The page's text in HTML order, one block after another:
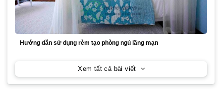
Hướng dẫn sử dụng rèm tạo phòng ngủ lãng mạn
Xem tất cả bài viết